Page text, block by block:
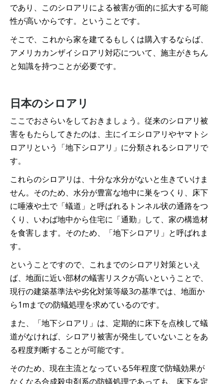
であり、このシロアリによる被害が面的に拡大する可能
性が高いからです。ということです。
そこで、これから家を建てるもしくは購入するならば、
アメリカカンザイシロアリ対応について、施主がきちん
と知識を持つことが必要です。
日本のシロアリ
ここでおさらいをしておきましょう。従来のシロアリ被
害をもたらしてきたのは、主にイエシロアリやヤマトシ
ロアリという「地下シロアリ」に分類されるシロアリで
す。
これらのシロアリは、十分な水分がないと生きていけま
せん。そのため、水分が豊富な地中に巣をつくり、床下
に唾液や土で「蟻道」と呼ばれるトンネル状の通路をつ
くり、いわば地中から住宅に「通勤」して、家の構造材
を食害します。そのため、「地下シロアリ」と呼ばれま
す。
ということですので、これまでのシロアリ対策といえ
ば、地面に近い部材の蟻害リスクが高いということで、
現行の建築基準法や劣化対策等級3の基準では、地面か
ら1mまでの防蟻処理を求めているのです。
また、「地下シロアリ」は、定期的に床下を点検して蟻
道がなければ、シロアリ被害が発生していないことをあ
る程度判断することが可能です。
そのため、現在主流となっている5年程度で防蟻効果が
なくなる合成殺虫剤系の防蟻処理であっても、床下を定